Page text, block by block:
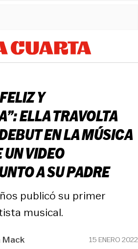
Y
ELLA TRAVOLTA
EN LA MÚSICA
VIDEO
A SU PADRE
publicó su primer
musical.
Mack 15 ENERO 2022